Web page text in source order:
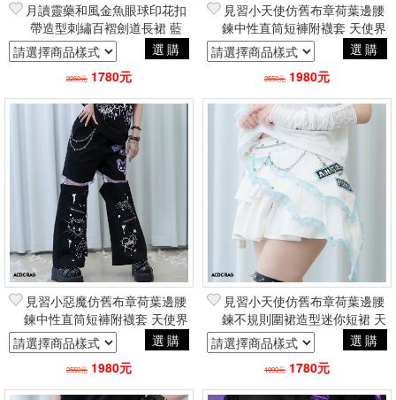
月讀靈藥和風金魚眼球印花扣
帶造型刺繡百褶劍道長裙 藍
品牌ACDC RAG台灣代理
選購
2250元 1780元
見習小天使仿舊布章荷葉邊腰
鍊中性直筒短褲附襪套 天使界
隈龐克風 品牌ACDC RAG台
灣總代理
選購
2550元 1980元
見習小惡魔仿舊布章荷葉邊腰
鍊中性直筒短褲附襪套 天使界
隈龐克風 品牌ACDC RAG台
灣總代理
選購
2550元 1980元
見習小天使仿舊布章荷葉邊腰
鍊不規則圍裙造型迷你短裙 天
使界隈龐克風 品牌ACDC
RAG台灣總代理
選購
1990元 1780元